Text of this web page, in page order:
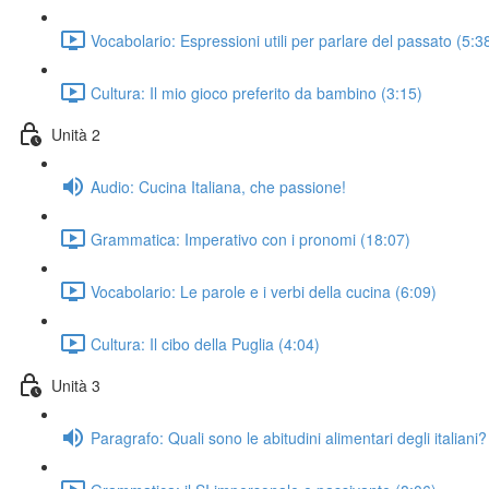
Vocabolario: Espressioni utili per parlare del passato
Cultura: Il mio gioco preferito da bambino (3:15)
Unità 2
Audio: Cucina Italiana, che passione!
Grammatica: Imperativo con i pronomi (18:07)
Vocabolario: Le parole e i verbi della cucina (6:09)
Cultura: Il cibo della Puglia (4:04)
Unità 3
Paragrafo: Quali sono le abitudini alimentari degli italiani?